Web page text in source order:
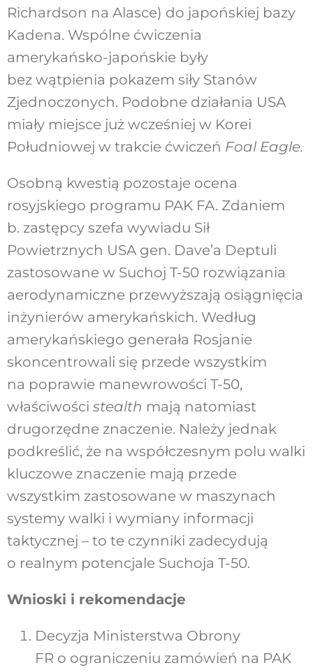
Richardson na Alasce) do japońskiej bazy
Kadena. Wspólne ćwiczenia
amerykańsko-japońskie były
bez wątpienia pokazem siły Stanów
Zjednoczonych. Podobne działania USA
miały miejsce już wcześniej w Korei
Południowej w trakcie ćwiczeń Foal Eagle.
Osobną kwestią pozostaje ocena
rosyjskiego programu PAK FA. Zdaniem
b. zastępcy szefa wywiadu Sił
Powietrznych USA gen. Dave’a Deptuli
zastosowane w Suchoj T-50 rozwiązania
aerodynamiczne przewyższają osiągnięcia
inżynierów amerykańskich. Według
amerykańskiego generała Rosjanie
skoncentrowali się przede wszystkim
na poprawie manewrowości T-50,
właściwości stealth mają natomiast
drugorzędne znaczenie. Należy jednak
podkreślić, że na współczesnym polu walki
kluczowe znaczenie mają przede
wszystkim zastosowane w maszynach
systemy walki i wymiany informacji
taktycznej – to te czynniki zadecydują
o realnym potencjale Suchoja T-50.
Wnioski i rekomendacje
Decyzja Ministerstwa Obrony
FR o ograniczeniu zamówień na PAK